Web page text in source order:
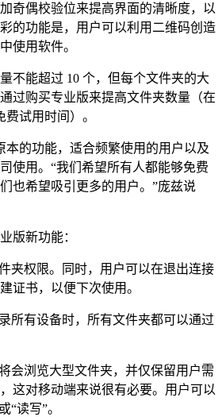
奇偶校验位来提高界面的清晰度，以
的功能是，用户可以利用二维码创造
使用软件。
不能超过 10 个，但每个文件夹的大
过购买专业版来提高文件夹数量（在
试用时间）。
本的功能，适合频繁使用的用户以及
使用。“我们希望所有人都能够免费
也希望吸引更多的用户。”庞兹说
版新功能：
夹权限。同时，用户可以在退出连接
证书，以便下次使用。
所有设备时，所有文件夹都可以通过
会浏览大型文件夹，并仅保留用户需
这对移动端来说很有必要。用户可以
“读写”。